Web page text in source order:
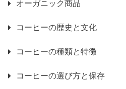
オーガニック商品
コーヒーの歴史と文化
コーヒーの種類と特徴
コーヒーの選び方と保存